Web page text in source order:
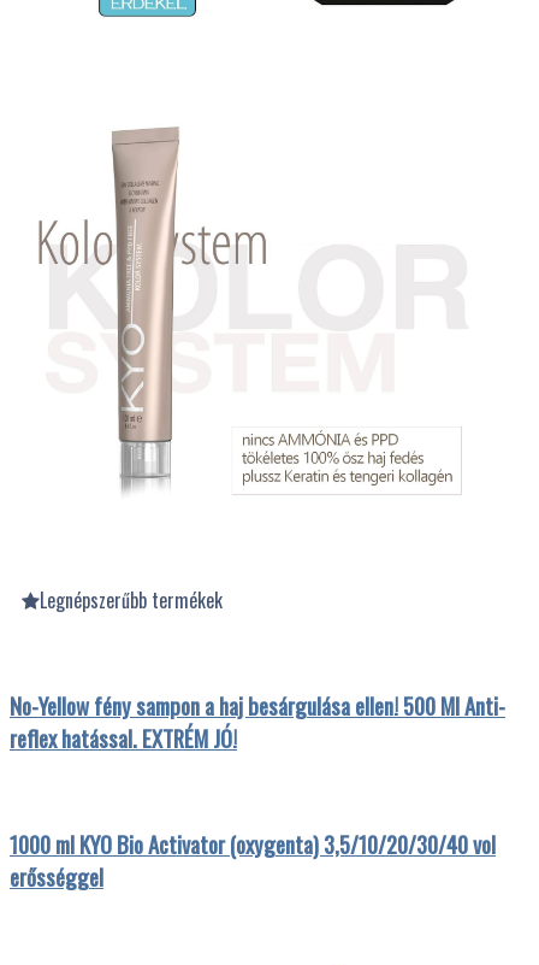
Legnépszerűbb termékek
No-Yellow fény sampon a haj besárgulása ellen! 500 Ml Anti-
reflex hatással. EXTRÉM JÓ!
1000 ml KYO Bio Activator (oxygenta) 3,5/10/20/30/40 vol
erősséggel